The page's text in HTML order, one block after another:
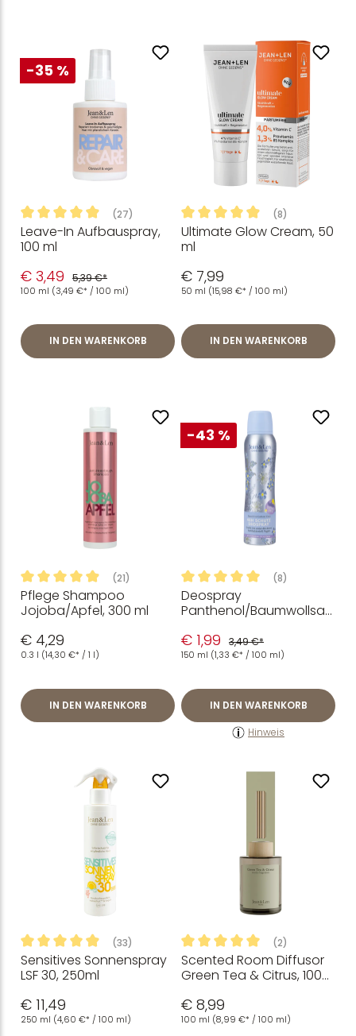
-35 %
Durchschnittliche Bewertung von 4.96 von 5 Sternen
(27)
Leave-In Aufbauspray,
100 ml
€ 3,49 5,39 €*
100 ml (3,49 €* / 100 ml)
IN DEN WARENKORB
Durchschnittliche
(8)
Ultimate Glow Cream, 50
ml
€ 7,99
50 ml (15,98 €* / 100 ml)
IN DEN WARENKORB
Durchschnittliche Bewertung von 4.98 von 5 Sternen
(21)
Pflege Shampoo
Jojoba/Apfel, 300 ml
€ 4,29
0.3 l (14,30 €* / 1 l)
IN DEN WARENKORB
-43 %
Durchschnittliche
(8)
Deospray
Panthenol/Baumwollsaa
€ 1,99 3,49 €*
150 ml (1,33 €* / 100 ml)
IN DEN WARENKORB
Hinweis
Durchschnittliche Bewertung von 4.94 von 5 Sternen
(33)
Sensitives Sonnenspray
LSF 30, 250ml
€ 11,49
250 ml (4,60 €* / 100 ml)
Durchschnittliche
(2)
Scented Room Diffusor
Green Tea & Citrus, 100
€ 8,99
100 ml (8,99 €* / 100 ml)